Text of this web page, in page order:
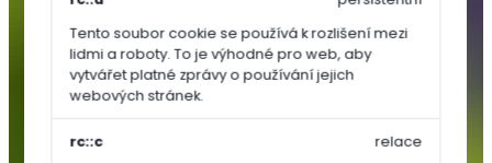
Tento soubor cookie se používá k rozlišení mezi
lidmi a roboty. To je výhodné pro web, aby
vytvářet platné zprávy o používání jejich
webových stránek.
rc::c
relace
dýně,
cukety
Ostatní